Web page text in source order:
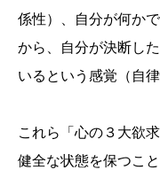
係性）、自分が何か
から、自分が決断し
いるという感覚（自律
これら「心の３大欲
健全な状態を保つこと